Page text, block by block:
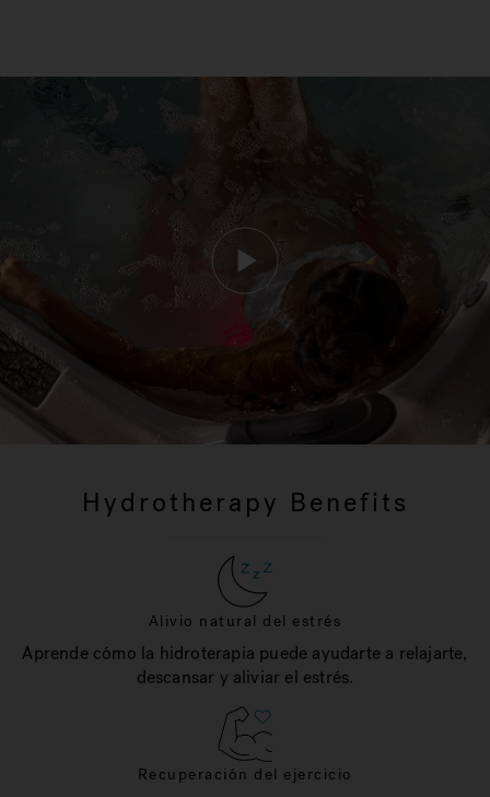
Hydrotherapy Benefits
Alivio natural del estrés
Aprende cómo la hidroterapia puede ayudarte a relajarte,
descansar y aliviar el estrés.
Recuperación del ejercicio